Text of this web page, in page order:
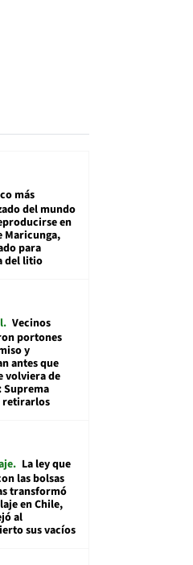
más
del mundo
en
Maricunga,
para
del litio
Vecinos
portones
y
antes que
volviera de
Suprema
retirarlos
La ley que
las bolsas
transformó
en Chile,
al
sus vacíos